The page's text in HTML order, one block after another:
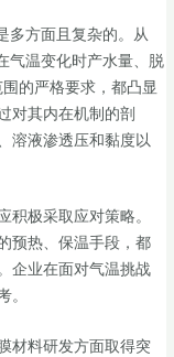
多方面且复杂的。从
气温变化时产水量、脱
的严格要求，都凸显
对其内在机制的剖
溶液渗透压和黏度以
积极采取应对策略。
预热、保温手段，都
企业在面对气温挑战
。
材料研发方面取得突